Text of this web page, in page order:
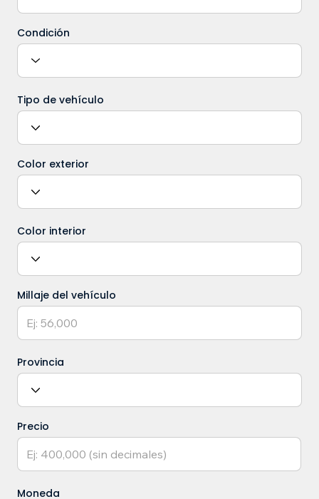
Condición
Tipo de vehículo
Color exterior
Color interior
Millaje del vehículo
Provincia
Precio
Moneda